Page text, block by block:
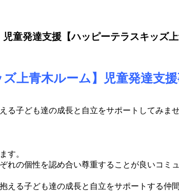
童発達支援【ハッピーテラスキッズ上
ズ上青木ルーム】児童発達支
る子ども達の成長と自立をサポートしてみま
す。
れの個性を認め合い尊重することが良いコミ
える子ども達の成長と自立をサポートする仲